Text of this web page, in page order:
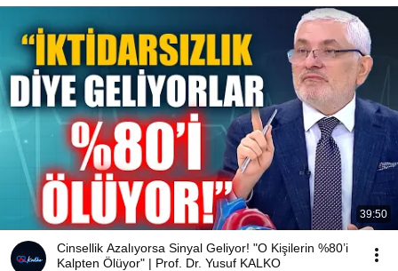
39:50
Cinsellik Azalıyorsa Sinyal Geliyor! "O Kişilerin %80’i
Kalpten Ölüyor" | Prof. Dr. Yusuf KALKO